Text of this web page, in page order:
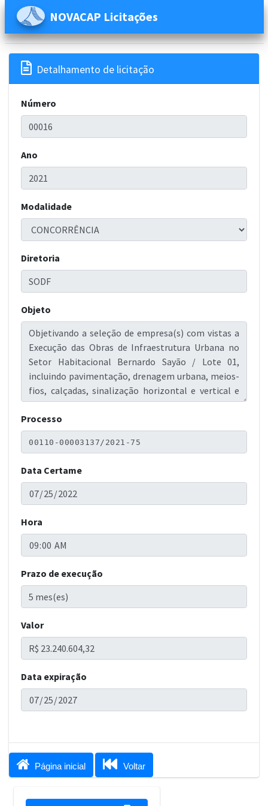
NOVACAP Licitações
 Detalhamento de licitação
Número
Ano
Modalidade
Diretoria
Objeto
Processo
Data Certame
Hora
Prazo de execução
Valor
Data expiração
 Página inicial  Voltar